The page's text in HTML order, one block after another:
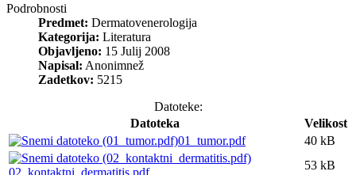
Podrobnosti
Predmet: Dermatovenerologija
Kategorija: Literatura
Objavljeno: 15 Julij 2008
Napisal: Anonimnež
Zadetkov: 5215
Datoteke:
Datoteka
Velikost
01_tumor.pdf
40 kB
02_kontaktni_dermatitis.pdf
53 kB